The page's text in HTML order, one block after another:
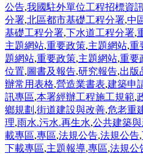
公告,我國駐外單位工程招標資
分署,北區都市基礎工程分署,中
基礎工程分署,下水道工程分署,
主題網站,重要政策,主題網站,重
題網站,重要政策,主題網站,重要
位置,圖書及報告,研究報告,出版
辦常用表格,營造業書表,建築申
訊專區,本署經辦工程施工規範,
鄉規劃 ,街道建設與改善,危老重
理,雨水.污水.再生水,公共建築
載專區,專區,法規公告,法規公告,
下載專區,主題報導,專區,法規公